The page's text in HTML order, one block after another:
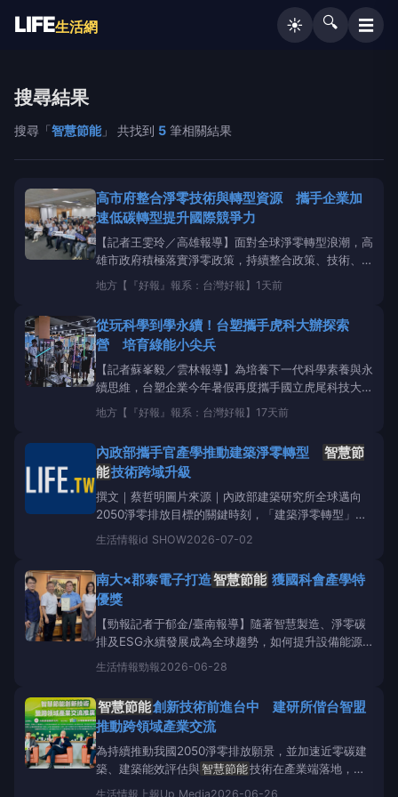
LIFE生活網 ☀️ 🔍 ☰
搜尋結果
搜尋「智慧節能」 共找到 5 筆相關結果
高市府整合淨零技術與轉型資源 攜手企業加
速低碳轉型提升國際競爭力
【記者王雯玲／高雄報導】面對全球淨零轉型浪潮，高
雄市政府積極落實淨零政策，持續整合政策、技術、人
才及輔導資源，協助企業提升減碳能力，加速低碳轉
型，強化高雄產業在國際供應鏈的競爭優勢。▲技術
用，協助企業從排放資料、設備運轉及用能需求出發，
地方 【『好報』報系：台灣好報】 1天前
從玩科學到學永續！台塑攜手虎科大辦探索
營 培育綠能小尖兵
【記者蘇峯毅／雲林報導】為培養下一代科學素養與永
續思維，台塑企業今年暑假再度攜手國立虎尾科技大學
及國立虎尾高中，於7月22日至23日在虎尾高中科學
探索館舉辦「Formosa科學探索營」，免費開放設籍
40名學員。營隊以「綠能儲能與智慧節能
地方 【『好報』報系：台灣好報】 17天前
內政部攜手官產學推動建築淨零轉型
智慧節
能技術跨域升級
撰文｜蔡哲明圖片來源｜內政部建築研究所全球邁向
2050淨零排放目標的關鍵時刻，「建築淨零轉型」成
為我國能源轉型及永續發展的重要核心，內政部建築研
究日前舉辦「
結合官產學研力量，一同加速建築部門邁向低碳與近零
碳發展。智
生活情報id SHOW2026-07-02
南大×郡泰電子打造智慧節能 獲國科會產學特
優獎
【勁報記者于郁金/臺南報導】隨著智慧製造、淨零碳
排及ESG永續發展成為全球趨勢，如何提升設備能源
效率、改善工作環境，已成為製造業重要課題；國立臺
南大學材料科學系林大偉教授攜手郡泰電子、高雄科技
能源回收、空氣淨化與智慧監控功能的新一代工業設
備，榮獲國家科
生活情報勁報2026-06-28
智慧節能創新技術前進台中 建研所偕台智盟
推動跨領域產業交流
為持續推動我國2050淨零排放願景，並加速近零碳建
築、建築能效評估與智慧節能技術在產業端落地，內
政部建築研究所日前在中華電信學院台中所舉辦「
生活情報 上報Up Media2026-06-26